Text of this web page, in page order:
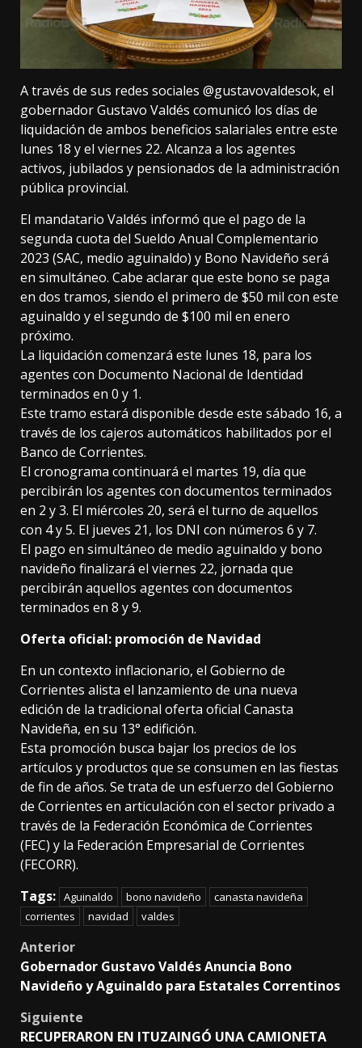
A través de sus redes sociales @gustavovaldesok, el
gobernador Gustavo Valdés comunicó los días de
liquidación de ambos beneficios salariales entre este
lunes 18 y el viernes 22. Alcanza a los agentes
activos, jubilados y pensionados de la administración
pública provincial.
El mandatario Valdés informó que el pago de la
segunda cuota del Sueldo Anual Complementario
2023 (SAC, medio aguinaldo) y Bono Navideño será
en simultáneo. Cabe aclarar que este bono se paga
en dos tramos, siendo el primero de $50 mil con este
aguinaldo y el segundo de $100 mil en enero
próximo.
La liquidación comenzará este lunes 18, para los
agentes con Documento Nacional de Identidad
terminados en 0 y 1.
Este tramo estará disponible desde este sábado 16, a
través de los cajeros automáticos habilitados por el
Banco de Corrientes.
El cronograma continuará el martes 19, día que
percibirán los agentes con documentos terminados
en 2 y 3. El miércoles 20, será el turno de aquellos
con 4 y 5. El jueves 21, los DNI con números 6 y 7.
El pago en simultáneo de medio aguinaldo y bono
navideño finalizará el viernes 22, jornada que
percibirán aquellos agentes con documentos
terminados en 8 y 9.
Oferta oficial: promoción de Navidad
En un contexto inflacionario, el Gobierno de
Corrientes alista el lanzamiento de una nueva
edición de la tradicional oferta oficial Canasta
Navideña, en su 13° edifición.
Esta promoción busca bajar los precios de los
artículos y productos que se consumen en las fiestas
de fin de años. Se trata de un esfuerzo del Gobierno
de Corrientes en articulación con el sector privado a
través de la Federación Económica de Corrientes
(FEC) y la Federación Empresarial de Corrientes
(FECORR).
Tags: Aguinaldo bono navideño
canasta navideña
corrientes
navidad valdes
Post
navigation
Anterior
Gobernador Gustavo Valdés Anuncia Bono
Navideño y Aguinaldo para Estatales Correntinos
Siguiente
RECUPERARON EN ITUZAINGÓ UNA CAMIONETA